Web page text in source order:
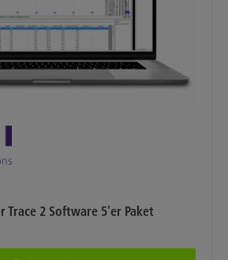
Trace 2 Software 5'er Paket